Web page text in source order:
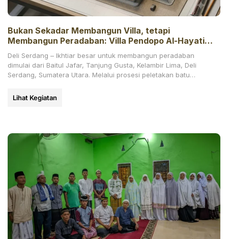
Bukan Sekadar Membangun Villa, tetapi
Membangun Peradaban: Villa Pendopo Al-Hayati
Resmi Dimulai
Deli Serdang – Ikhtiar besar untuk membangun peradaban
dimulai dari Baitul Jafar, Tanjung Gusta, Kelambir Lima, Deli
Serdang, Sumatera Utara. Melalui prosesi peletakan batu
Lihat Kegiatan